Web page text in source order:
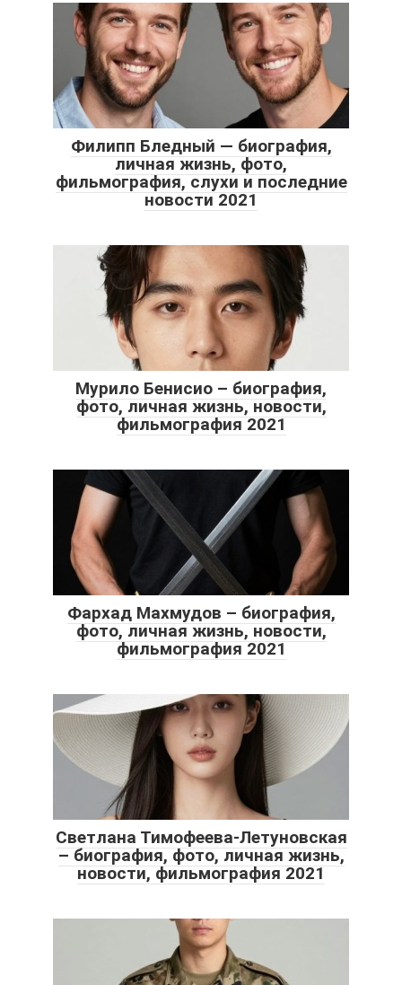
Филипп Бледный — биография,
личная жизнь, фото,
фильмография, слухи и последние
новости 2021
Мурило Бенисио – биография,
фото, личная жизнь, новости,
фильмография 2021
Фархад Махмудов – биография,
фото, личная жизнь, новости,
фильмография 2021
Светлана Тимофеева-Летуновская
– биография, фото, личная жизнь,
новости, фильмография 2021